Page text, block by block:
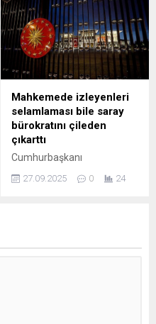
sürücülerin sürücü
belgelerinin hangi şartlarda
ve usullerle iptal edileceğinin
kanun yerine yönetmelikle ...
Mahkemede izleyenleri
selamlaması bile saray
bürokratını çileden
çıkarttı
Cumhurbaşkanı
Başdanışmanı Oktay Saral,
İBB Başkanı Ekrem
27.09.2025 0 24